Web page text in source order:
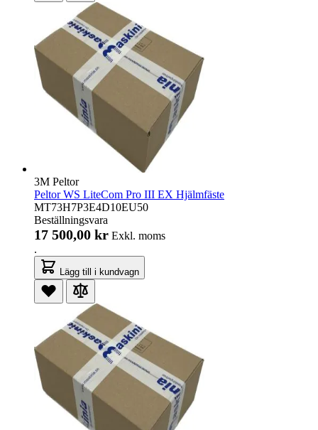
3M Peltor
Peltor WS LiteCom Pro III EX Hjälmfäste
MT73H7P3E4D10EU50
Beställningsvara
17 500,00 kr Exkl. moms
.
Lägg till i kundvagn